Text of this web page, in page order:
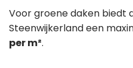
Voor groene daken biedt
Steenwijkerland een
per m².